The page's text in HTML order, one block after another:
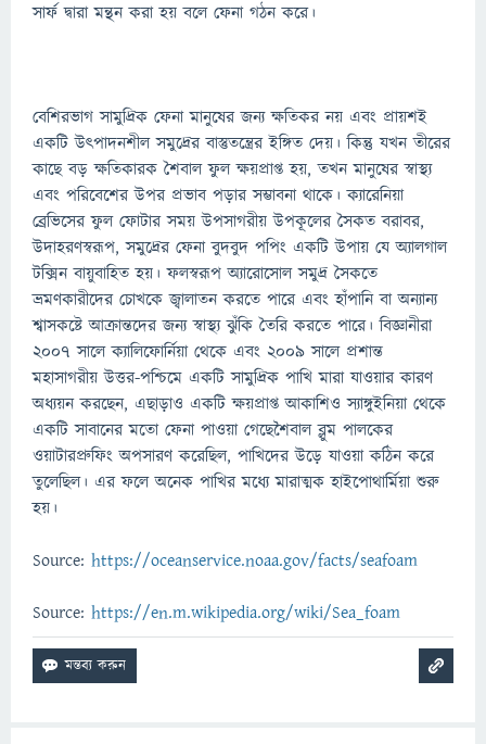
সার্ফ দ্বারা মন্থন করা হয় বলে ফেনা গঠন করে।
বেশিরভাগ সামুদ্রিক ফেনা মানুষের জন্য ক্ষতিকর নয় এবং প্রায়শই
একটি উত্পাদনশীল সমুদ্রের বাস্তুতন্ত্রের ইঙ্গিত দেয়। কিন্তু যখন তীরের
কাছে বড় ক্ষতিকারক শৈবাল ফুল ক্ষয়প্রাপ্ত হয়, তখন মানুষের স্বাস্থ্য
এবং পরিবেশের উপর প্রভাব পড়ার সম্ভাবনা থাকে। ক্যারেনিয়া
ব্রেভিসের ফুল ফোটার সময় উপসাগরীয় উপকূলের সৈকত বরাবর,
উদাহরণস্বরূপ, সমুদ্রের ফেনা বুদবুদ পপিং একটি উপায় যে অ্যালগাল
টক্সিন বায়ুবাহিত হয়। ফলস্বরূপ অ্যারোসোল সমুদ্র সৈকতে
ভ্রমণকারীদের চোখকে জ্বালাতন করতে পারে এবং হাঁপানি বা অন্যান্য
শ্বাসকষ্টে আক্রান্তদের জন্য স্বাস্থ্য ঝুঁকি তৈরি করতে পারে। বিজ্ঞানীরা
2007 সালে ক্যালিফোর্নিয়া থেকে এবং 2009 সালে প্রশান্ত
মহাসাগরীয় উত্তর-পশ্চিমে একটি সামুদ্রিক পাখি মারা যাওয়ার কারণ
অধ্যয়ন করছেন, এছাড়াও একটি ক্ষয়প্রাপ্ত আকাশিও স্যাঙ্গুইনিয়া থেকে
একটি সাবানের মতো ফেনা পাওয়া গেছেশৈবাল ব্লুম পালকের
ওয়াটারপ্রুফিং অপসারণ করেছিল, পাখিদের উড়ে যাওয়া কঠিন করে
তুলেছিল। এর ফলে অনেক পাখির মধ্যে মারাত্মক হাইপোথার্মিয়া শুরু
হয়।
Source: https://oceanservice.noaa.gov/facts/seafoam
Source: https://en.m.wikipedia.org/wiki/Sea_foam